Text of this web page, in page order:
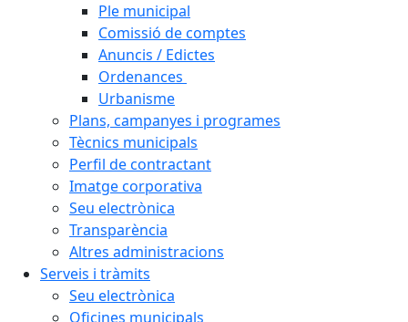
Ple municipal
Comissió de comptes
Anuncis / Edictes
Ordenances
Urbanisme
Plans, campanyes i programes
Tècnics municipals
Perfil de contractant
Imatge corporativa
Seu electrònica
Transparència
Altres administracions
Serveis i tràmits
Seu electrònica
Oficines municipals